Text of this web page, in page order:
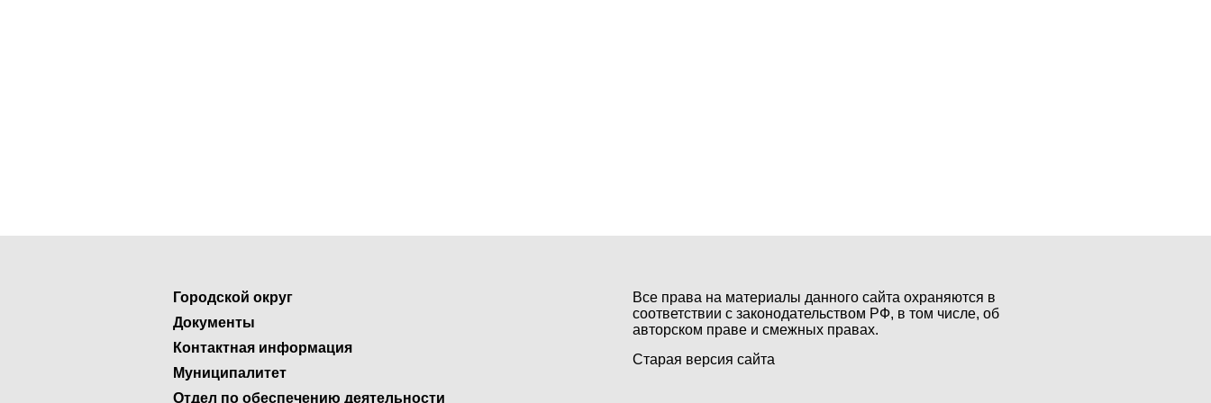
Городской округ
Документы
Контактная информация
Муниципалитет
Отдел по обеспечению деятельности
Все права на материалы данного сайта охраняются в
соответствии с законодательством РФ, в том числе, об
авторском праве и смежных правах.
Старая версия сайта